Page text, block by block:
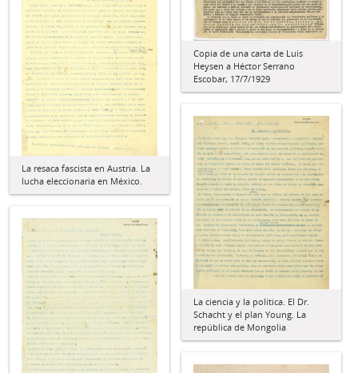
Copia de una carta de Luis
Heysen a Héctor Serrano
Escobar, 17/7/1929
La resaca fascista en Austria. La
lucha eleccionaria en México.
La ciencia y la política. El Dr.
Schacht y el plan Young. La
república de Mongolia